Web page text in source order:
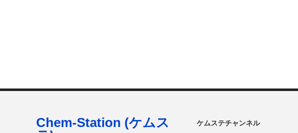
ケムステチャンネル
Chem-Station (ケムス